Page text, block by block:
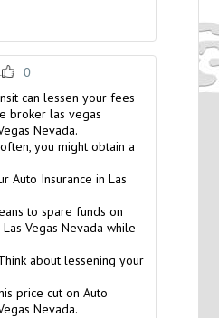
0
can lessen your fees
broker las vegas
Nevada.
you might obtain a
Auto Insurance in Las
to spare funds on
Vegas Nevada while
about lessening your
price cut on Auto
Nevada.